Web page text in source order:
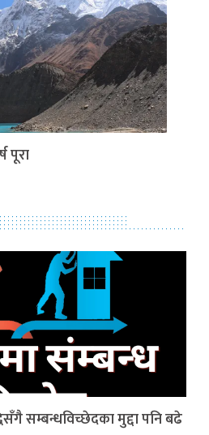
पूरा
सम्बन्धविच्छेदका मुद्दा पनि बढे